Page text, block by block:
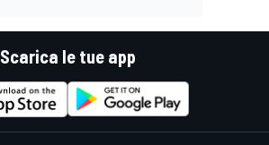
Scarica le tue app